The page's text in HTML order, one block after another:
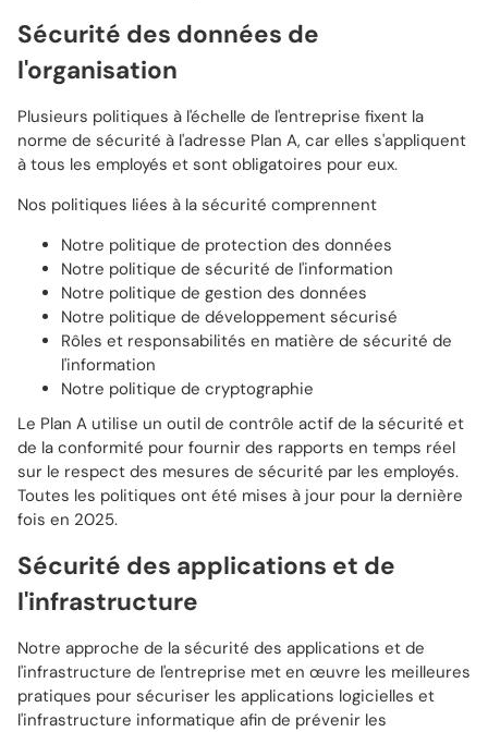
Sécurité des données de
l'organisation
Plusieurs politiques à l'échelle de l'entreprise fixent la
norme de sécurité à l'adresse Plan A, car elles s'appliquent
à tous les employés et sont obligatoires pour eux.
Nos politiques liées à la sécurité comprennent
Notre politique de protection des données
Notre politique de sécurité de l'information
Notre politique de gestion des données
Notre politique de développement sécurisé
Rôles et responsabilités en matière de sécurité de
l'information
Notre politique de cryptographie
Le Plan A utilise un outil de contrôle actif de la sécurité et
de la conformité pour fournir des rapports en temps réel
sur le respect des mesures de sécurité par les employés.
Toutes les politiques ont été mises à jour pour la dernière
fois en 2025.
Sécurité des applications et de
l'infrastructure
Notre approche de la sécurité des applications et de
l'infrastructure de l'entreprise met en œuvre les meilleures
pratiques pour sécuriser les applications logicielles et
l'infrastructure informatique afin de prévenir les